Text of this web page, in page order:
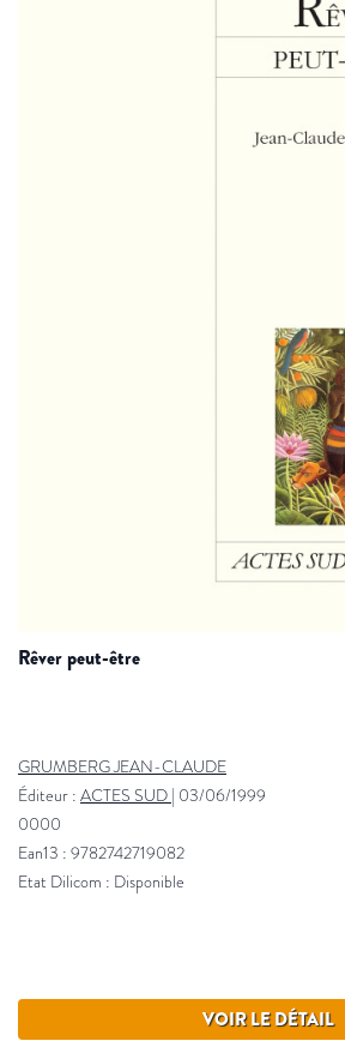
rêver peut-être
GRUMBERG JEAN-CLAUDE
Éditeur : ACTES SUD | 03/06/1999
0000
Ean13 : 9782742719082
Etat Dilicom : Disponible
VOIR LE DÉTAIL